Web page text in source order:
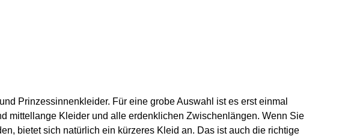
Prinzessinnenkleider. Für eine grobe Auswahl ist es erst einmal
mittellange Kleider und alle erdenklichen Zwischenlängen. Wenn Sie
bietet sich natürlich ein kürzeres Kleid an. Das ist auch die richtige